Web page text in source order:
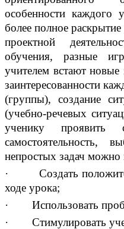
особенности каждого
более полное
проектной
обучения, разные
учителем встают новые
заинтересованности
(группы), создание
(учебно-речевых
ученику проявить
непростых задач
· Создать
ходе урока;
· Использовать
· Стимулировать